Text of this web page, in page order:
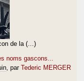
de la (…)
noms gascons...
, par Tederic MERGER